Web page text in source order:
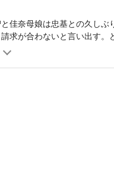
佳奈母娘は忠基との久しぶ
求が合わないと言い出す。
った彩智と佳奈は、すぐに